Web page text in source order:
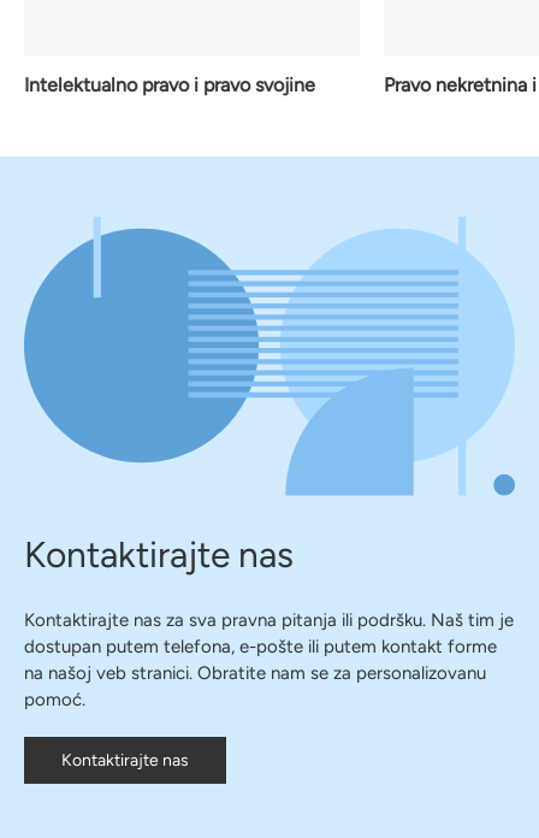
pravo i pravo svojine Pravo nekretnina i
Kontaktirajte nas
Kontaktirajte nas za sva pravna pitanja ili podršku. Naš tim je
dostupan putem telefona, e-pošte ili putem kontakt forme
na našoj veb stranici. Obratite nam se za personalizovanu
pomoć.
Kontaktirajte nas